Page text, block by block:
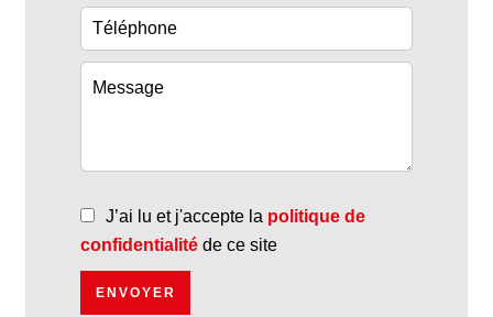
J’ai lu et j'accepte la politique de
confidentialité de ce site
ENVOYER